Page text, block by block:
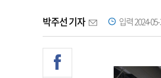
박주선 기자 입력 2024-